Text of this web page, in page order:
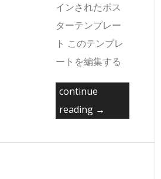
インされたポス
ターテンプレー
ト このテンプレ
ートを編集する
continue
reading →